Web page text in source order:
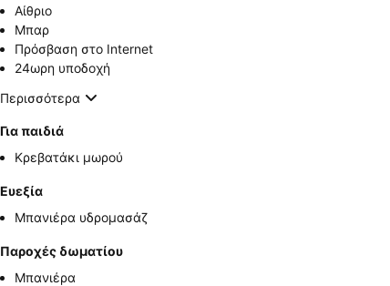
Αίθριο
Μπαρ
Πρόσβαση στο Internet
24ωρη υποδοχή
Περισσότερα
Για παιδιά
Κρεβατάκι μωρού
Ευεξία
Μπανιέρα υδρομασάζ
Παροχές δωματίου
Μπανιέρα